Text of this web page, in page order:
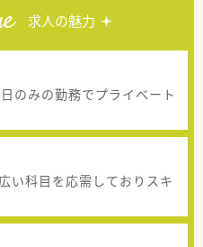
求人の魅力
のみの勤務でプライベート
い科目を応需しておりスキ